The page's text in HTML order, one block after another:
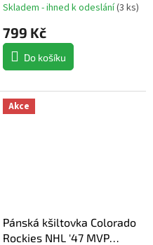
Skladem - ihned k odeslání(3 ks)
799 Kč
Do košíku
Akce
Pánská kšiltovka Colorado
Rockies NHL '47 MVP